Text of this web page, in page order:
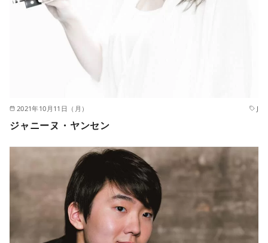
2021年10月11日（月） J
ジャニーヌ・ヤンセン